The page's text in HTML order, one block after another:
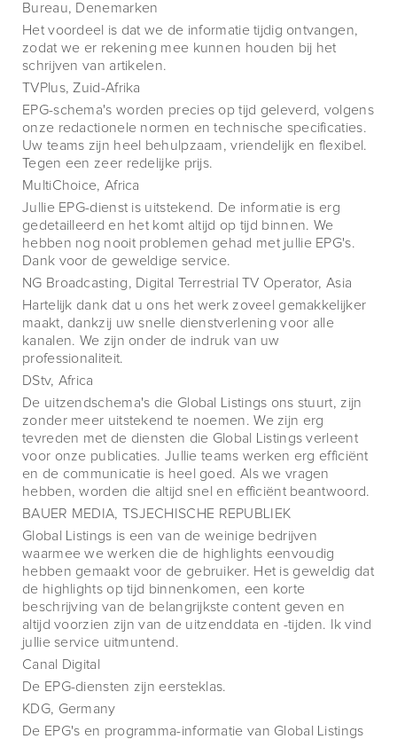
Bureau, Denemarken
Het voordeel is dat we de informatie tijdig ontvangen,
zodat we er rekening mee kunnen houden bij het
schrijven van artikelen.
TVPlus, Zuid-Afrika
EPG-schema's worden precies op tijd geleverd, volgens
onze redactionele normen en technische specificaties.
Uw teams zijn heel behulpzaam, vriendelijk en flexibel.
Tegen een zeer redelijke prijs.
MultiChoice, Africa
Jullie EPG-dienst is uitstekend. De informatie is erg
gedetailleerd en het komt altijd op tijd binnen. We
hebben nog nooit problemen gehad met jullie EPG's.
Dank voor de geweldige service.
NG Broadcasting, Digital Terrestrial TV Operator, Asia
Hartelijk dank dat u ons het werk zoveel gemakkelijker
maakt, dankzij uw snelle dienstverlening voor alle
kanalen. We zijn onder de indruk van uw
professionaliteit.
DStv, Africa
De uitzendschema's die Global Listings ons stuurt, zijn
zonder meer uitstekend te noemen. We zijn erg
tevreden met de diensten die Global Listings verleent
voor onze publicaties. Jullie teams werken erg efficiënt
en de communicatie is heel goed. Als we vragen
hebben, worden die altijd snel en efficiënt beantwoord.
BAUER MEDIA, TSJECHISCHE REPUBLIEK
Global Listings is een van de weinige bedrijven
waarmee we werken die de highlights eenvoudig
hebben gemaakt voor de gebruiker. Het is geweldig dat
de highlights op tijd binnenkomen, een korte
beschrijving van de belangrijkste content geven en
altijd voorzien zijn van de uitzenddata en -tijden. Ik vind
jullie service uitmuntend.
Canal Digital
De EPG-diensten zijn eersteklas.
KDG, Germany
De EPG's en programma-informatie van Global Listings